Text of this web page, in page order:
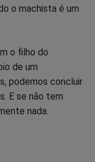
o machista é um
o filho do
de um
podemos concluir
E se não tem
nada.